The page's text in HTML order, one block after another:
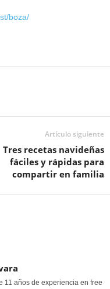
boza/
Artículo siguiente
Tres recetas navideñas
fáciles y rápidas para
compartir en familia
11 años de experiencia en free